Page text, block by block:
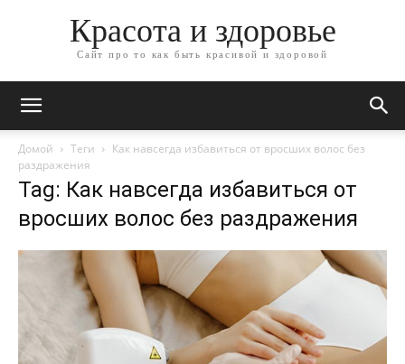
Красота и здоровье
Сайт про то как быть красивой и здоровой
Домой Теги
Как навсегда избавиться от вросших волос без
раздражения
Tag: Как навсегда избавиться от
вросших волос без раздражения